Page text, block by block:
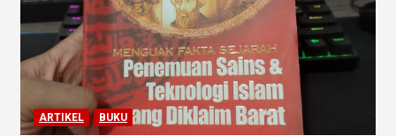
ARTIKEL BUKU